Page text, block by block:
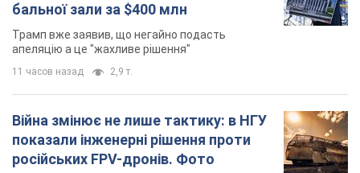
бальної зали за $400 млн
Трамп вже заявив, що негайно подасть
апеляцію а це "жахливе рішення"
11 часов назад 2,9 т.
Війна змінює не лише тактику: в НГУ
показали інженерні рішення проти
російських FPV-дронів. Фото